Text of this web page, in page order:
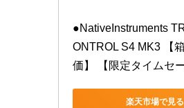
●NativeInstruments
ONTROL S4 MK3 【
価】 【限定タイムセー
楽天市場で見る